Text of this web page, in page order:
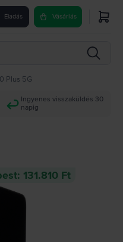
Eladás Vásárlás
Plus 5G
Ingyenes visszaküldés 30
napig
131.810 Ft